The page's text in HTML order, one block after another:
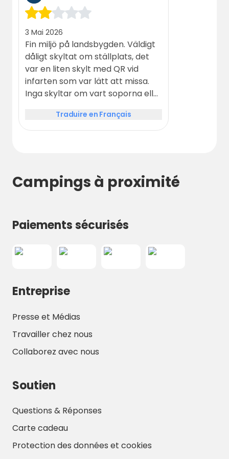
3 Mai 2026
Fin miljö på landsbygden. Väldigt
dåligt skyltat om ställplats, det
var en liten skylt med QR vid
infarten som var lätt att missa.
Inga skyltar om vart soporna eller
endast en gräsmatta. Trevlig
lekpark för mindre barn och god
Traduire en Français
Campings à proximité
Paiements sécurisés
Entreprise
Presse et Médias
Travailler chez nous
Collaborez avec nous
Soutien
Questions & Réponses
Carte cadeau
Protection des données et cookies